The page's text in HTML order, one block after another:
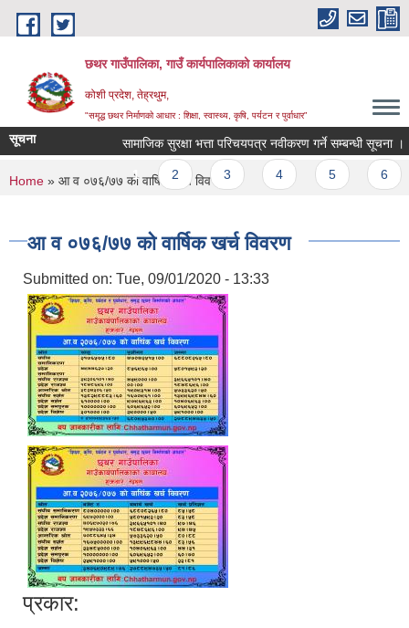
Skip to main content
छथर गाउँपालिका, गाउँ कार्यपालिकाको कार्यालय
कोशी प्रदेश, तेह्रथुम,
"समृद्ध छथर निर्माणको आधार : शिक्षा, स्वास्थ्य, कृषि, पर्यटन र पुर्वाधार”
सूचना सामाजिक सुरक्षा भत्ता परिचयपत्र नवीकरण गर्ने सम्बन्धी सूचना ।
Pages
1 2 3
You are here
Home » आ‍ व ०७६/७७ काे वार्षिक खर्च विवरण
आ‍ व ०७६/७७ काे वार्षिक खर्च विवरण
Submitted on: Tue, 09/01/2020 - 13:33
प्रकार: